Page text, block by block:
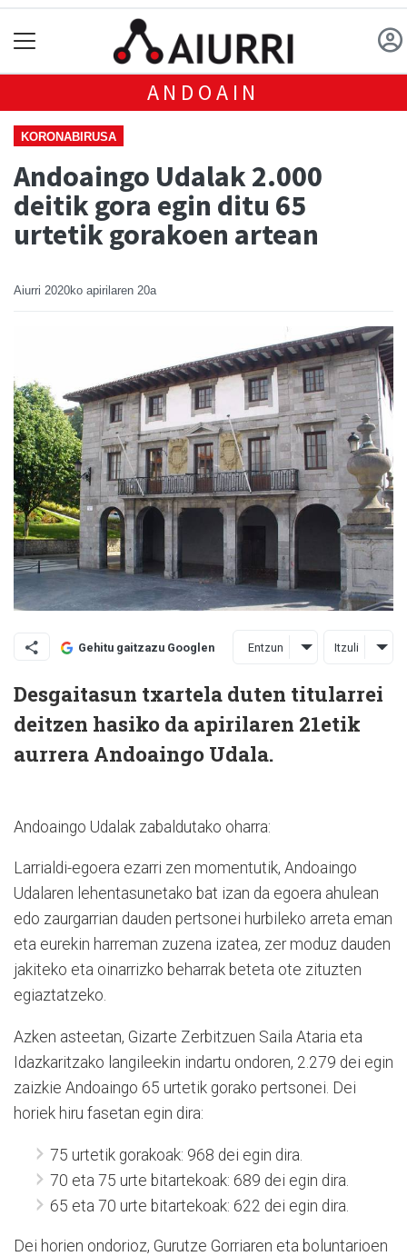
ANDOAIN
KORONABIRUSA
Andoaingo Udalak 2.000
deitik gora egin ditu 65
urtetik gorakoen artean
Aiurri 2020ko apirilaren 20a
Gehitu gaitzazu Googlen Entzun Itzuli
Desgaitasun txartela duten titularrei
deitzen hasiko da apirilaren 21etik
aurrera Andoaingo Udala.
Andoaingo Udalak zabaldutako oharra:
Larrialdi-egoera ezarri zen momentutik, Andoaingo
Udalaren lehentasunetako bat izan da egoera ahulean
edo zaurgarrian dauden pertsonei hurbileko arreta eman
eta eurekin harreman zuzena izatea, zer moduz dauden
jakiteko eta oinarrizko beharrak beteta ote zituzten
egiaztatzeko.
Azken asteetan, Gizarte Zerbitzuen Saila Ataria eta
Idazkaritzako langileekin indartu ondoren, 2.279 dei egin
zaizkie Andoaingo 65 urtetik gorako pertsonei. Dei
horiek hiru fasetan egin dira:
75 urtetik gorakoak: 968 dei egin dira.
70 eta 75 urte bitartekoak: 689 dei egin dira.
65 eta 70 urte bitartekoak: 622 dei egin dira.
Dei horien ondorioz, Gurutze Gorriaren eta boluntarioen